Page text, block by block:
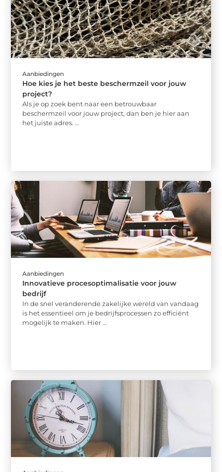
Aanbiedingen
Hoe kies je het beste beschermzeil voor jouw
project?
Als je op zoek bent naar een betrouwbaar
beschermzeil voor jouw project, dan ben je hier aan
het juiste adres. ...
Aanbiedingen
Innovatieve procesoptimalisatie voor jouw
bedrijf
In de snel veranderende zakelijke wereld van vandaag
is het essentieel om je bedrijfsprocessen zo efficiënt
mogelijk te maken. Hier ...